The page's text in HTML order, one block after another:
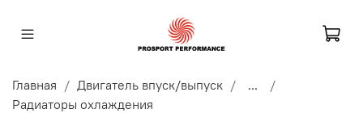
Главная Двигатель впуск/выпуск
...
Радиаторы охлаждения